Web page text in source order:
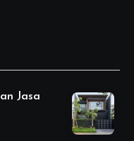
Jasa